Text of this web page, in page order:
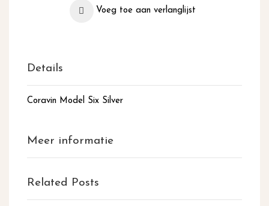
Voeg toe aan verlanglijst
Details
Coravin Model Six Silver
Meer informatie
Related Posts